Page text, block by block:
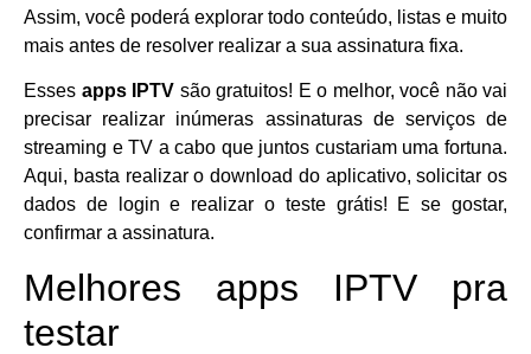
Assim, você poderá explorar todo conteúdo, listas e muito
mais antes de resolver realizar a sua assinatura fixa.
Esses apps IPTV são gratuitos! E o melhor, você não vai
precisar realizar inúmeras assinaturas de serviços de
streaming e TV a cabo que juntos custariam uma fortuna.
Aqui, basta realizar o download do aplicativo, solicitar os
dados de login e realizar o teste grátis! E se gostar,
confirmar a assinatura.
Melhores apps IPTV pra
testar